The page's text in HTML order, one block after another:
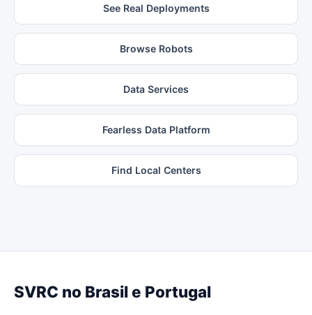
See Real Deployments
Browse Robots
Data Services
Fearless Data Platform
Find Local Centers
SVRC no Brasil e Portugal